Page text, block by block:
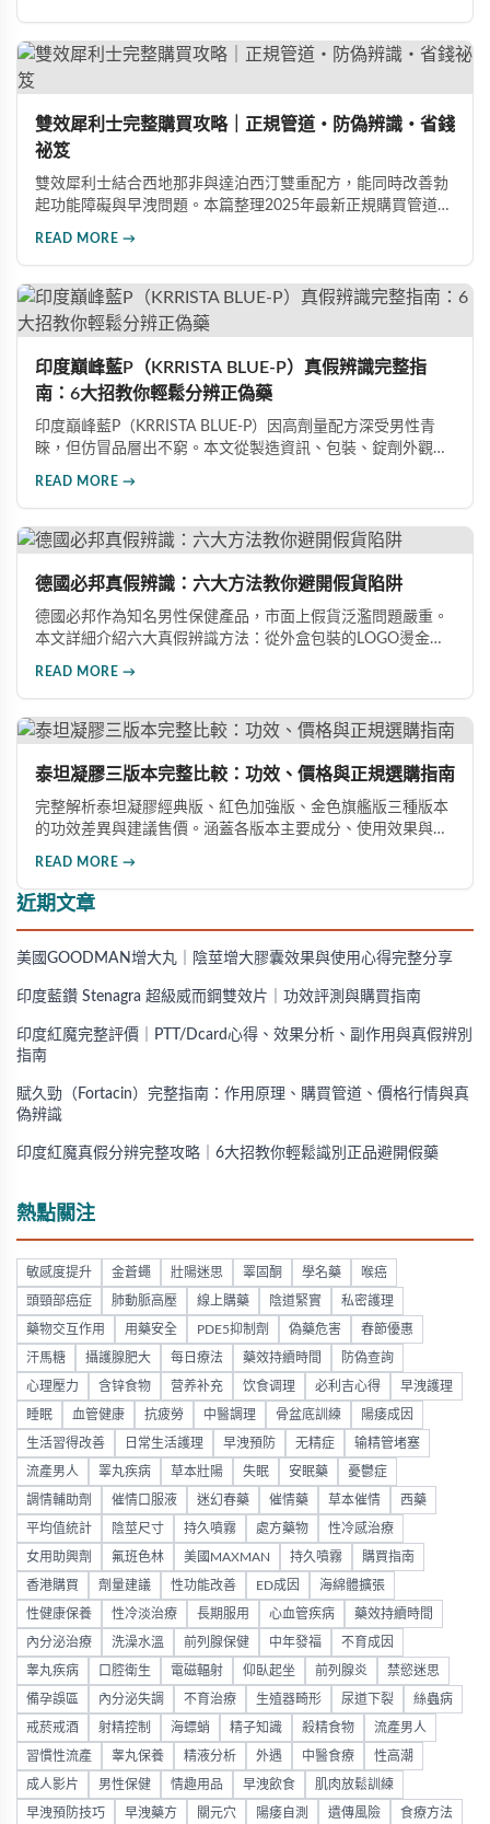
雙效犀利士完整購買攻略｜正規管道・防偽辨識・省錢
祕笈
雙效犀利士結合西地那非與達泊西汀雙重配方，能同時改善勃
起功能障礙與早洩問題。本篇整理2025年最新正規購買管道、
READ MORE →
印度巔峰藍P（KRRISTA BLUE-P）真假辨識完整指
南：6大招教你輕鬆分辨正偽藥
印度巔峰藍P（KRRISTA BLUE-P）因高劑量配方深受男性青
睞，但仿冒品層出不窮。本文從製造資訊、包裝、錠劑外觀、
READ MORE →
德國必邦真假辨識：六大方法教你避開假貨陷阱
德國必邦作為知名男性保健產品，市面上假貨泛濫問題嚴重。
本文詳細介紹六大真假辨識方法：從外盒包裝的LOGO燙金工
產品。
READ MORE →
泰坦凝膠三版本完整比較：功效、價格與正規選購指南
完整解析泰坦凝膠經典版、紅色加強版、金色旗艦版三種版本
的功效差異與建議售價。涵蓋各版本主要成分、使用效果與適
READ MORE →
近期文章
美國GOODMAN增大丸｜陰莖增大膠囊效果與使用心得完整分享
印度藍鑽 Stenagra 超級威而鋼雙效片｜功效評測與購買指南
印度紅魔完整評價｜PTT/Dcard心得、效果分析、副作用與真假辨別
指南
賦久勁（Fortacin）完整指南：作用原理、購買管道、價格行情與真
偽辨識
印度紅魔真假分辨完整攻略｜6大招教你輕鬆識別正品避開假藥
熱點關注
敏感度提升 金蒼蠅 壯陽迷思 睪固酮 學名藥 喉癌
頭頸部癌症 肺動脈高壓 線上購藥 陰道緊實 私密護理
藥物交互作用 用藥安全 PDE5抑制劑 偽藥危害 春節優惠
汗馬糖 攝護腺肥大 每日療法 藥效持續時間 防偽查詢
心理壓力 含锌食物 营养补充 饮食调理 必利吉心得 早洩護理
睡眠 血管健康 抗疲勞 中醫調理 骨盆底訓練 陽痿成因
生活習得改善 日常生活護理 早洩預防 无精症 输精管堵塞
流產男人 睪丸疾病 草本壯陽 失眠 安眠藥 憂鬱症
調情輔助劑 催情口服液 迷幻春藥 催情藥 草本催情 西藥
平均值統計 陰莖尺寸 持久噴霧 處方藥物 性冷感治療
女用助興劑 氟班色林 美國MAXMAN 持久噴霧 購買指南
香港購買 劑量建議 性功能改善 ED成因 海綿體擴張
性健康保養 性冷淡治療 長期服用 心血管疾病 藥效持續時間
內分泌治療 洗澡水溫 前列腺保健 中年發福 不育成因
睾丸疾病 口腔衛生 電磁輻射 仰臥起坐 前列腺炎 禁慾迷思
備孕誤區 內分泌失調 不育治療 生殖器畸形 尿道下裂 絲蟲病
戒菸戒酒 射精控制 海螵蛸 精子知識 殺精食物 流產男人
習慣性流產 睾丸保養 精液分析 外遇 中醫食療 性高潮
成人影片 男性保健 情趣用品 早洩飲食 肌肉放鬆訓練
早洩預防技巧 早洩藥方 關元穴 陽痿自測 遺傳風險 食療方法